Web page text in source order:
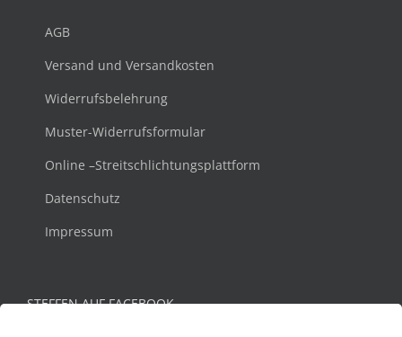
AGB
Versand und Versandkosten
Widerrufsbelehrung
Muster-Widerrufsformular
Online –Streitschlichtungsplattform
Datenschutz
Impressum
STEFFEN AUF FACEBOOK